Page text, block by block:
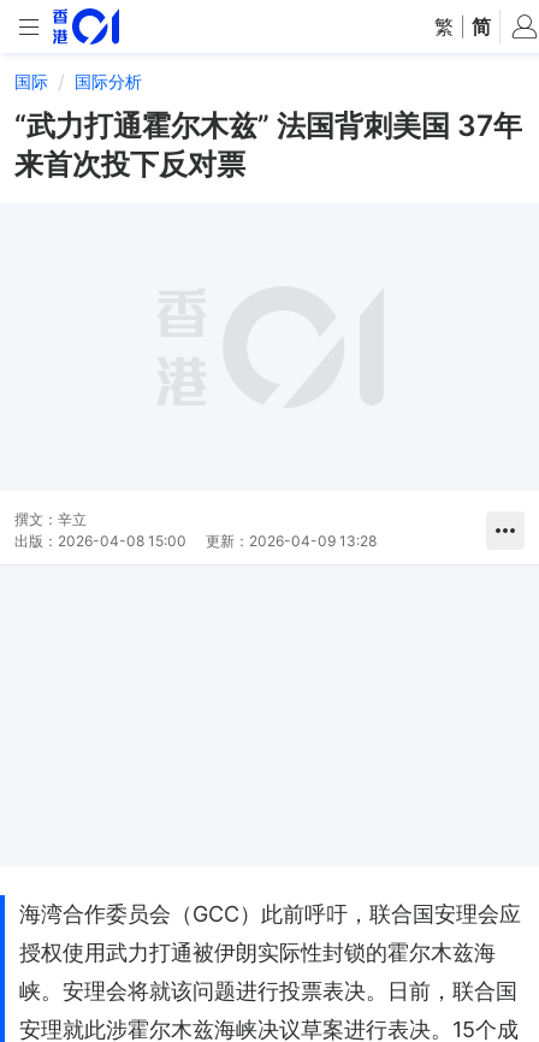
繁 简
国际 国际分析
“武力打通霍尔木兹” 法国背刺美国 37年
来首次投下反对票
撰文： 辛立
出版： 2026-04-08 15:00 更新： 2026-04-09 13:28
海湾合作委员会（GCC）此前呼吁，联合国安理会应
授权使用武力打通被伊朗实际性封锁的霍尔木兹海
峡。安理会将就该问题进行投票表决。日前，联合国
安理就此涉霍尔木兹海峡决议草案进行表决。15个成